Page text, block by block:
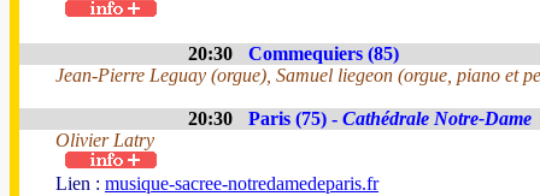
20:30
Commequiers (85)
Jean-Pierre Leguay (orgue), Samuel liegeon (orgue, piano et
20:30 Paris (75) - Cathédrale Notre-Dame
Olivier Latry
Lien : musique-sacree-notredamedeparis.fr